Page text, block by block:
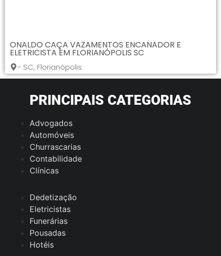
ONALDO CAÇA VAZAMENTOS ENCANADOR E
ELETRICISTA EM FLORIANÓPOLIS SC
- SC, Florianópolis
PRINCIPAIS CATEGORIAS
Advogados
Automóveis
Churrascarias
Contabilidade
Clínicas
Dedetização
Eletricistas
Funerárias
Pousadas
Hotéis